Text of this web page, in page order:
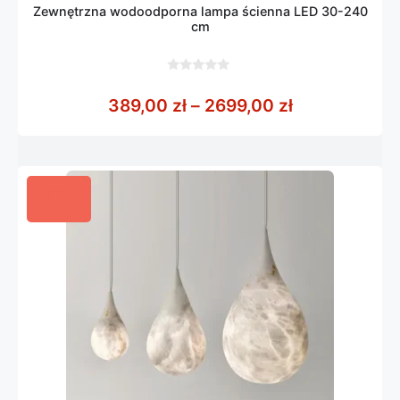
Zewnętrzna wodoodporna lampa ścienna LED 30-240
cm
5
389,00 zł – 2699,00 złZakres cen: